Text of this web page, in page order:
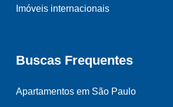
Imóveis internacionais
Buscas Frequentes
Apartamentos em São Paulo